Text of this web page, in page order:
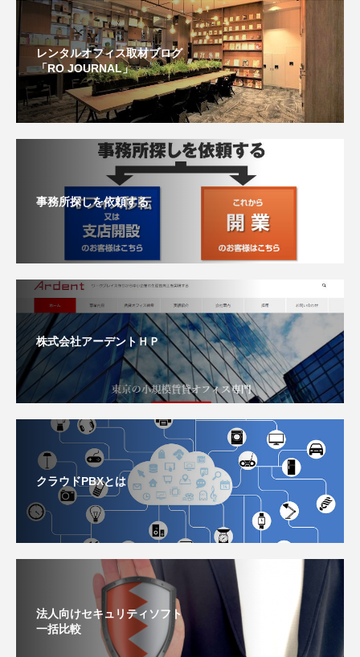
レンタルオフィス取材ブログ
「RO JOURNAL」
事務所探しを依頼する
株式会社アーデントＨＰ
クラウドPBXとは
法人向けセキュリティソフト
一括比較